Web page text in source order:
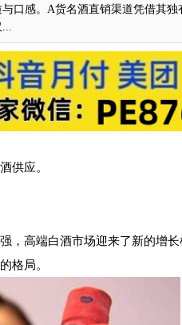
口感。A货名酒直销渠道凭借其
供应。
，高端白酒市场迎来了新的增
格局。